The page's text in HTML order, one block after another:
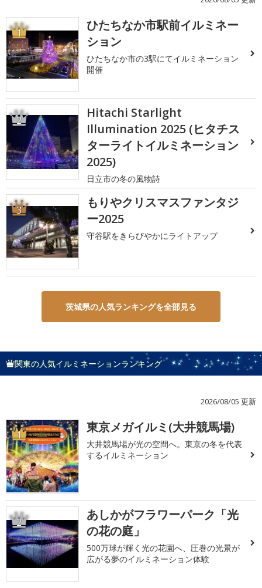
1
ひたちなか市駅前イルミネー
ション
ひたちなか市の3駅にてイルミネーション
開催
2
Hitachi Starlight
Illumination 2025 (ヒタチス
ターライトイルミネーション
2025)
日立市の冬の風物詩
3
もりやクリスマスファンタジ
ー2025
守谷駅をきらびやかにライトアップ
茨城県の人気ランキングを全部見る
関東の人気イルミネーションランキング
2026/08/05 更新
1 東京メガイルミ(大井競馬場)
大井競馬場が光の空間へ。東京の冬を代表
するイルミネーション
2
あしかがフラワーパーク「光
の花の庭」
500万球が輝く光の花園へ、圧巻の光景が
広がる夢のイルミネーション体験